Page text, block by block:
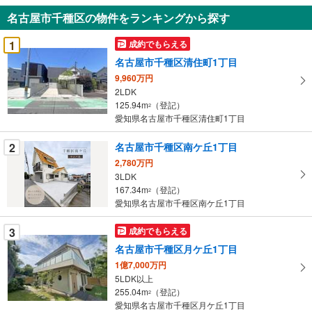
知
を
受
け
取
る
・
条
件
を
ジ
に
保
存
す
る
名古屋市千種区の物件をランキングから探す
1
成約でもらえる
名古屋市千種区清住町1丁目
9,960万円
2LDK
125.94m2
（登記）
愛知県名古屋市千種区清住町1丁目
2 名古屋市千種区南ケ丘1丁目
2,780万円
3LDK
167.34m2
（登記）
愛知県名古屋市千種区南ケ丘1丁目
3 成約でもらえる
名古屋市千種区月ケ丘1丁目
1億7,000万円
5LDK以上
255.04m2
（登記）
愛知県名古屋市千種区月ケ丘1丁目